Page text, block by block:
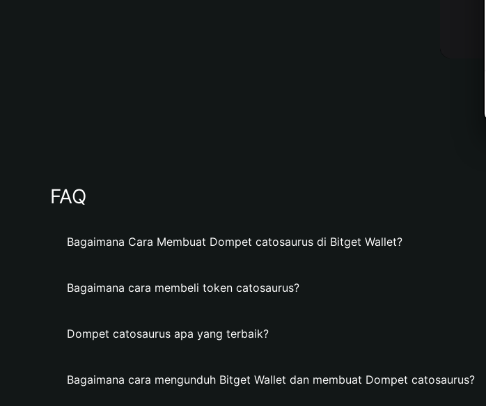
FAQ
Bagaimana Cara Membuat Dompet catosaurus di Bitget Wallet?
Bagaimana cara membeli token catosaurus?
Dompet catosaurus apa yang terbaik?
Bagaimana cara mengunduh Bitget Wallet dan membuat Dompet catosaurus?